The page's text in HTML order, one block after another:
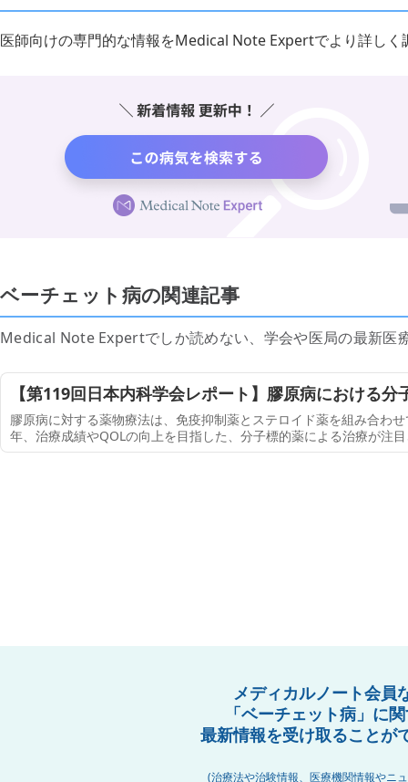
医師向けの専門的な情報をMedical Note Expertでより詳しく
ベーチェット病の関連記事
Medical Note Expertでしか読めない、学会や医局の最新医
【第119回日本内科学会レポート】膠原病における
膠原病に対する薬物療法は、免疫抑制薬とステロイド薬を組み合わ
年、治療成績やQOLの向上を目指した、分子標的薬による治療が注
内科学講座臨床免疫学教授 森信 暁雄氏は、第119回日本内科学会総
メディカルノート会員
「ベーチェット病」に
最新情報を受け取ることが
(治療法や治験情報、医療機関情報やニ